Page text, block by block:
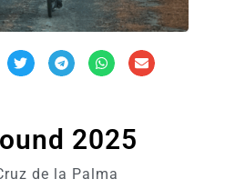
2025
de la Palma